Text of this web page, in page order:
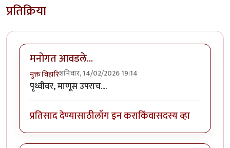
प्रतिक्रिया
मनोगत आवडले...
मुक्त विहारिशनिवार, 14/02/2026 19:14
पृथ्वीवर, माणूस उपराच....
प्रतिसाद देण्यासाठीलॉग इन कराकिंवासदस्य व्हा